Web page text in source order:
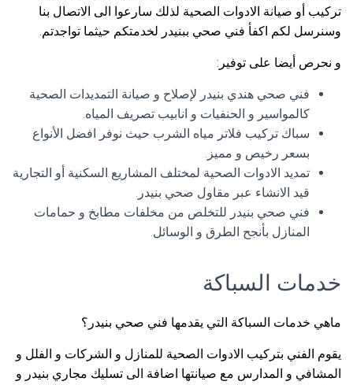
تركيب أو صيانة الادوات الصحية لذلك سارعوا الى الاتصال بنا
وسنرسل لكم اكفأ فني صحي ببنيدر لخدمتكم حيثما تواجدتم.
و نحرص أيضا على توفير:
فني صحي هندي بنيدر لإصلاح و صيانة التمديدات الصحية
كالمواسير و الحنفيات و انابيب تصريف المياه.
سباك تركيب فلاتر مياه الشرب حيث نوفر افضل الأنواع
بسعر رخيص و مميز.
تمديد الادوات الصحية لمختلف المشاريع السكنية أو التجارية
قيد الانشاء عبر مقاول صحي بنيدر.
فني صحي بنيدر للتخلص من مخلفات مطابخ و حمامات
المنازل بأنجح الطرق و الوسائل.
خدمات السباكة
ماهي خدمات السباكة التي يقدمها فني صحي بنيدر؟
يقوم الفني بتركيب الادوات الصحية للمنازل و الشركات و الفلل و
المشافي و المدارس مع صيانتها اضافة الى تسليك مجاري بنيدر و